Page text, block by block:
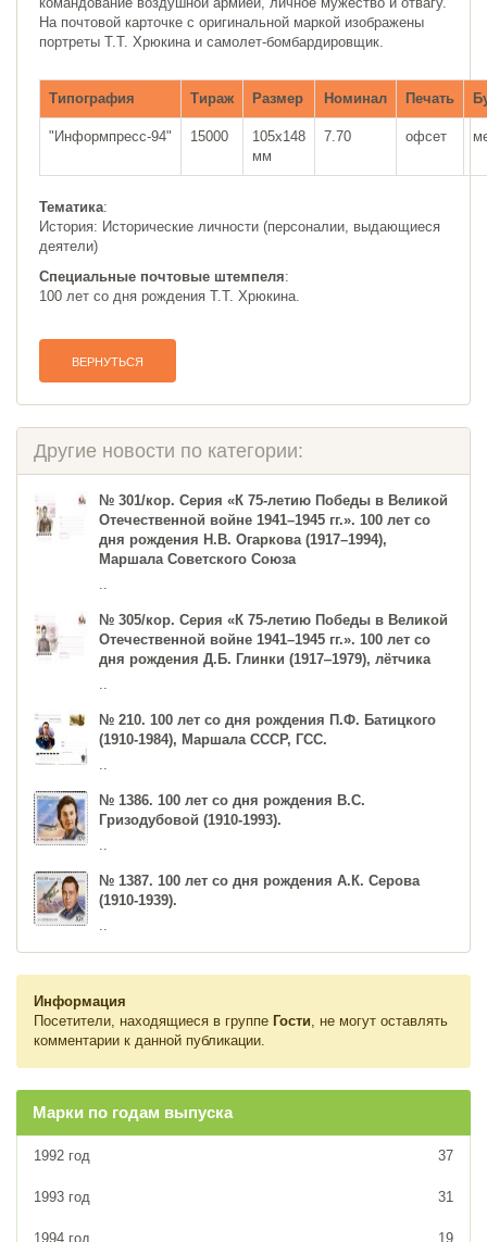
На почтовой карточке с оригинальной маркой изображены
портреты Т.Т. Хрюкина и самолет-бомбардировщик.
Типография Тираж Размер Номинал Печать
"Информпресс-94" 15000
105х148
мм
7.70 офсет
Тематика:
История: Исторические личности (персоналии, выдающиеся
деятели)
Специальные почтовые штемпеля:
100 лет со дня рождения Т.Т. Хрюкина.
ВЕРНУТЬСЯ
Другие новости по категории:
№ 301/кор. Серия «К 75-летию Победы в Великой
Отечественной войне 1941–1945 гг.». 100 лет со
дня рождения Н.В. Огаркова (1917–1994),
Маршала Советского Союза
..
№ 305/кор. Серия «К 75-летию Победы в Великой
Отечественной войне 1941–1945 гг.». 100 лет со
дня рождения Д.Б. Глинки (1917‒1979), лётчика
..
№ 210. 100 лет со дня рождения П.Ф. Батицкого
(1910-1984), Маршала СССР, ГСС.
..
№ 1386. 100 лет со дня рождения В.С.
Гризодубовой (1910-1993).
..
№ 1387. 100 лет со дня рождения А.К. Серова
(1910-1939).
..
Информация
Посетители, находящиеся в группе Гости, не могут оставлять
комментарии к данной публикации.
Марки по годам выпуска
1992 год 37
1993 год 31
1994 год 19